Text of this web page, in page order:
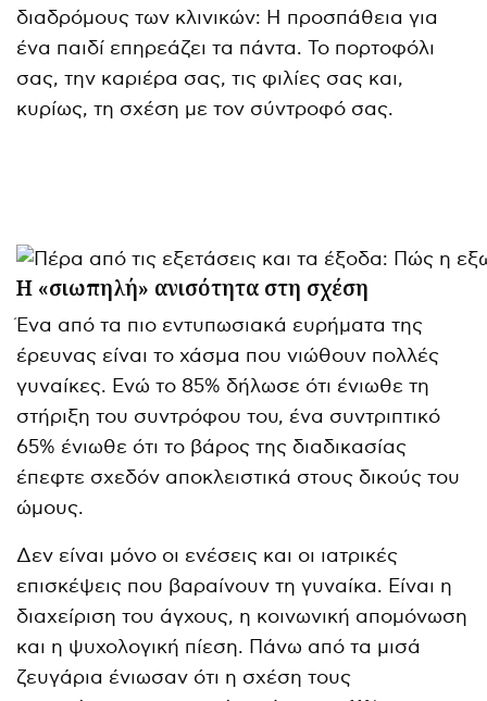
διαδρόμους των κλινικών: Η προσπάθεια για
ένα παιδί επηρεάζει τα πάντα. Το πορτοφόλι
σας, την καριέρα σας, τις φιλίες σας και,
κυρίως, τη σχέση με τον σύντροφό σας.
Η «σιωπηλή» ανισότητα στη σχέση
Ένα από τα πιο εντυπωσιακά ευρήματα της
έρευνας είναι το χάσμα που νιώθουν πολλές
γυναίκες. Ενώ το 85% δήλωσε ότι ένιωθε τη
στήριξη του συντρόφου του, ένα συντριπτικό
65% ένιωθε ότι το βάρος της διαδικασίας
έπεφτε σχεδόν αποκλειστικά στους δικούς του
ώμους.
Δεν είναι μόνο οι ενέσεις και οι ιατρικές
επισκέψεις που βαραίνουν τη γυναίκα. Είναι η
διαχείριση του άγχους, η κοινωνική απομόνωση
και η ψυχολογική πίεση. Πάνω από τα μισά
ζευγάρια ένιωσαν ότι η σχέση τους